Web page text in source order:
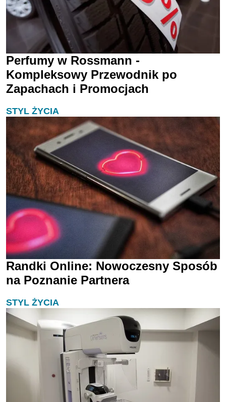
Perfumy w Rossmann -
Kompleksowy Przewodnik po
Zapachach i Promocjach
STYL ŻYCIA
Randki Online: Nowoczesny Sposób
na Poznanie Partnera
STYL ŻYCIA